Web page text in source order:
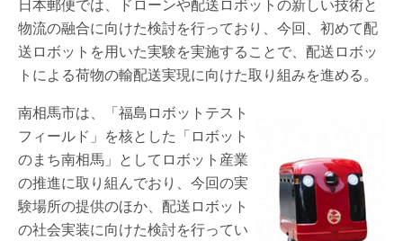
物流の融合に向けた検討を行っており、今回、初めて配
送ロボットを用いた実験を実施することで、配送ロボッ
トによる荷物の輸配送実現に向けた取り組みを進める。
南相馬市は、「福島ロボットテスト
フィールド」を核とした「ロボット
のまち南相馬」としてロボット産業
の推進に取り組んでおり、今回の実
験場所の提供のほか、配送ロボット
の社会実装に向けた検討を行ってい